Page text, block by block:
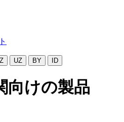
UZ BY ID
向けの製品